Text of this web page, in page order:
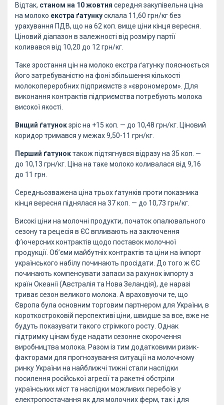
Відтак, станом на 10 жовтня середня закупівельна ціна
на молоко екстра ґатункусклала 11,60 грн/кг без
урахування ПДВ, що на 62 коп. вище ціни кінця вересня.
Ціновий діапазон в залежності від розміру партії
коливався від 10,20 до 12 грн/кг.
Таке зростання цін на молоко екстра ґатунку пояснюється
його затребуваністю на фоні збільшення кількості
молокопереробних підприємств з «єврономером». Для
виконання контрактів підприємства потребують молока
високої якості.
Вищий ґатунокзріс на +15 коп. — до 10,48 грн/кг. Ціновий
коридор тримався у межах 9,50-11 грн/кг.
Перший ґатуноктакож підтягнувся відразу на 35 коп. —
до 10,13 грн/кг. Ціна на таке молоко коливалася від 9,16
до 11 грн.
Середньозважена ціна трьох ґатунків проти показника
кінця вересня піднялася на 37 коп. — до 10,73 грн/кг.
Високі ціни на молочні продукти, початок опалювального
сезону та рецесія в ЄС впливають на заключення
ф’ючерсних контрактів щодо поставок молочної
продукції. Об’єми майбутніх контрактів та ціни на імпорт
українського набілу починають просідати. До того ж ЄС
починають компенсувати запаси за рахунок імпорту з
країн Океанії (Австралія та Нова Зеландія), де наразі
триває сезон великого молока. А враховуючи те, що
Європа була основним торговим партнером для України, в
короткостроковій перспективі ціни, швидше за все, вже не
будуть показувати такого стрімкого росту. Однак
підтримку цінам буде надати сезонне скорочення
виробництва молока. Разом із тим додатковими ризик-
факторами для прогнозування ситуації на молочному
ринку України на найближчі тижні стали наслідки
посилення російської агресії та ракетні обстріли
українських міст та наслідки можливих перебоїв у
електропостачання як для молочних ферм, так і для